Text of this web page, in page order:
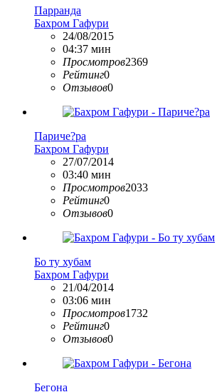
Парранда
Бахром Гафури
24/08/2015
04:37 мин
Просмотров2369
Рейтинг0
Отзывов0
Париче?ра
Бахром Гафури
27/07/2014
03:40 мин
Просмотров2033
Рейтинг0
Отзывов0
Бо ту хубам
Бахром Гафури
21/04/2014
03:06 мин
Просмотров1732
Рейтинг0
Отзывов0
Бегона